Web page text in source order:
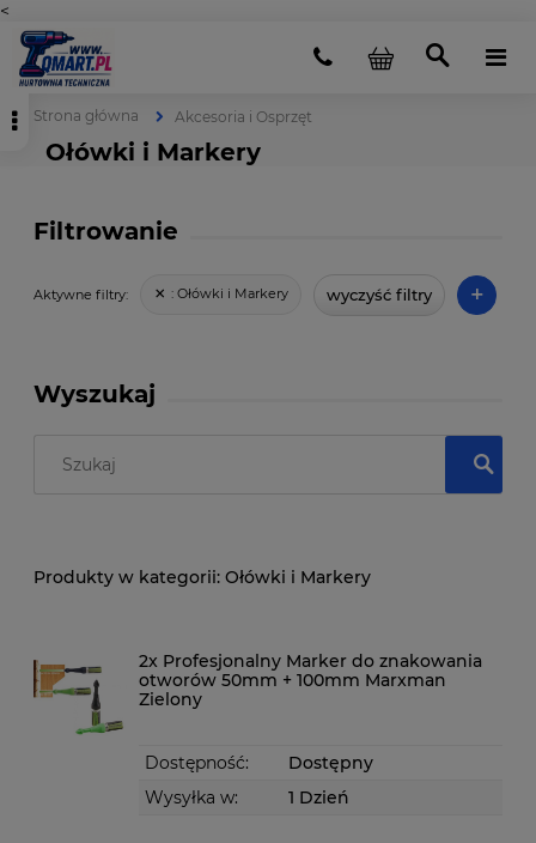
<
Strona główna Akcesoria i Osprzęt
Ołówki i Markery
Filtrowanie
Aktywne filtry: : Ołówki i Markery wyczyść filtry +
Wyszukaj
Ołówki i Markery
2x Profesjonalny Marker do znakowania
otworów 50mm + 100mm Marxman
Zielony
Dostępność:
Dostępny
Wysyłka w:
1 Dzień